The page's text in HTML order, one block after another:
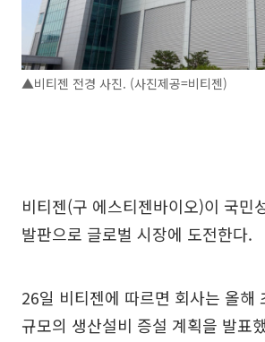
▲비티젠 전경 사진. (사진제공=비티젠)
비티젠(구 에스티젠바이오)이 국민
발판으로 글로벌 시장에 도전한다.
26일 비티젠에 따르면 회사는 올해
규모의 생산설비 증설 계획을 발표